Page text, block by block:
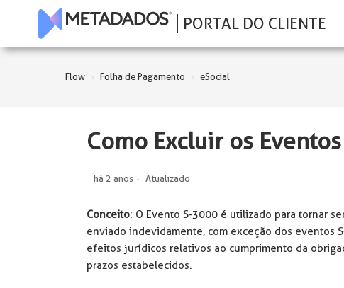
PORTAL DO CLIENTE
Flow Folha de Pagamento eSocial
Como Excluir os
há 2 anos Atualizado
Conceito: O Evento S-3000 é utilizado para tornar
enviado indevidamente, com exceção dos eventos
efeitos jurídicos relativos ao cumprimento da
prazos estabelecidos.